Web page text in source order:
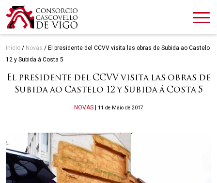
Inicio / Novas / El presidente del CCVV visita las obras de Subida ao Castelo
12 y Subida á Costa 5
El presidente del CCVV visita las obras de
Subida ao Castelo 12 y Subida á Costa 5
Categories
NOVAS 11 de Maio de 2017